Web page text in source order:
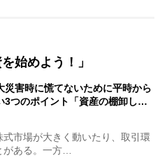
始めよう！」
災害時に慌てないために平時から
3つのポイント「資産の棚卸し…
市場が大きく動いたり、取引環
ある。一方…